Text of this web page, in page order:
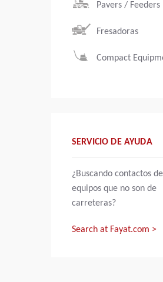
Pavers / Feeders
Fresadoras
Compact
SERVICIO DE AYUDA
¿Buscando contactos de
equipos que no son de
carreteras?
Search at Fayat.com >